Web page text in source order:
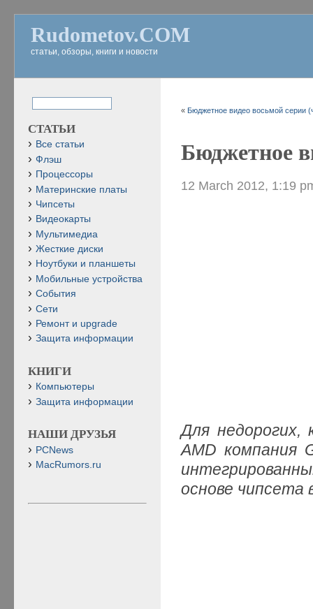
Rudometov.COM
статьи, обзоры, книги и новости
« Бюджетное видео восьмой серии
Бюджетное
12 March 2012, 1:19
Для недорогих,
AMD компания
основе чипсета
СТАТЬИ
Все статьи
Флэш
Процессоры
Материнские платы
Чипсеты
Видеокарты
Мультимедиа
Жесткие диски
Ноутбуки и планшеты
Мобильные устройства
События
Сети
Ремонт и upgrade
Защита информации
КНИГИ
Компьютеры
Защита информации
НАШИ ДРУЗЬЯ
PCNews
MacRumors.ru